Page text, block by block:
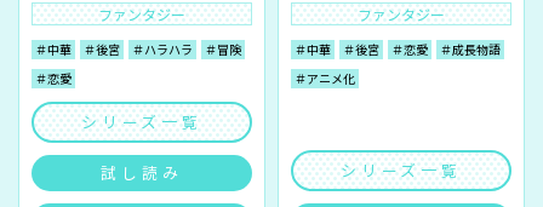
ファンタジー
＃中華 ＃後宮 ＃ハラハラ
＃冒険
＃恋愛
シリーズ一覧
試し読み
ファンタジー
＃中華 ＃後宮 ＃恋愛
＃成長物語
＃アニメ化
シリーズ一覧